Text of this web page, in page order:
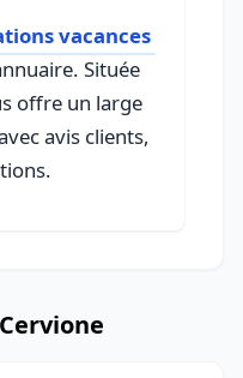
vacances
Située
offre un large
avis clients,